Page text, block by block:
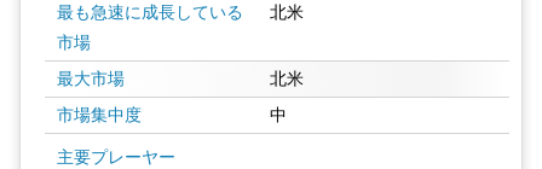
最も急速に成長している
市場
北米
最大市場 北米
市場集中度 中
主要プレーヤー
画像 © Mordor Intelligence。再利用にはCC BY 4.0の表示が必要です。